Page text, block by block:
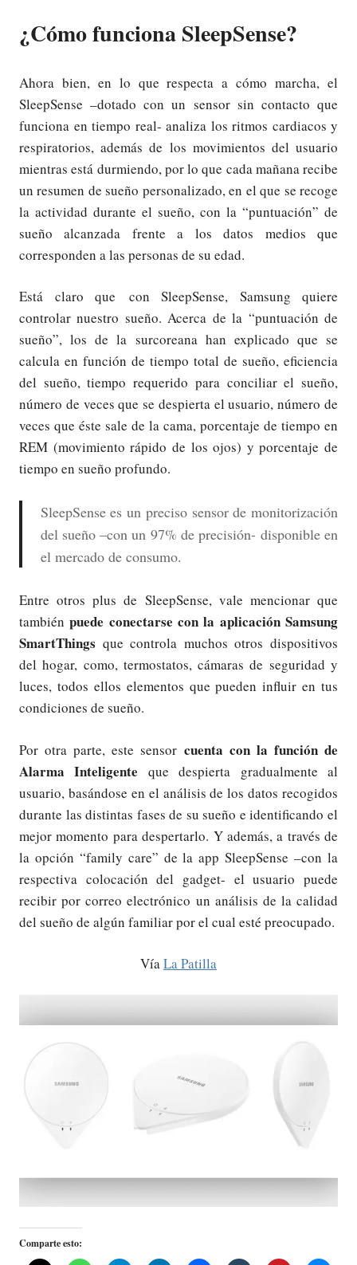
¿Cómo funciona SleepSense?
Ahora bien, en lo que respecta a cómo marcha, el
SleepSense –dotado con un sensor sin contacto que
funciona en tiempo real- analiza los ritmos cardiacos y
respiratorios, además de los movimientos del usuario
mientras está durmiendo, por lo que cada mañana recibe
un resumen de sueño personalizado, en el que se recoge
la actividad durante el sueño, con la “puntuación” de
sueño alcanzada frente a los datos medios que
corresponden a las personas de su edad.
Está claro que con SleepSense, Samsung quiere
controlar nuestro sueño. Acerca de la “puntuación de
sueño”, los de la surcoreana han explicado que se
calcula en función de tiempo total de sueño, eficiencia
del sueño, tiempo requerido para conciliar el sueño,
número de veces que se despierta el usuario, número de
veces que éste sale de la cama, porcentaje de tiempo en
REM (movimiento rápido de los ojos) y porcentaje de
tiempo en sueño profundo.
SleepSense es un preciso sensor de monitorización
del sueño –con un 97% de precisión- disponible en
el mercado de consumo.
Entre otros plus de SleepSense, vale mencionar que
también puede conectarse con la aplicación Samsung
SmartThings que controla muchos otros dispositivos
del hogar, como, termostatos, cámaras de seguridad y
luces, todos ellos elementos que pueden influir en tus
condiciones de sueño.
Por otra parte, este sensor cuenta con la función de
Alarma Inteligente que despierta gradualmente al
usuario, basándose en el análisis de los datos recogidos
durante las distintas fases de su sueño e identificando el
mejor momento para despertarlo. Y además, a través de
la opción “family care” de la app SleepSense –con la
respectiva colocación del gadget- el usuario puede
recibir por correo electrónico un análisis de la calidad
del sueño de algún familiar por el cual esté preocupado.
VíaLa Patilla
Comparte esto: